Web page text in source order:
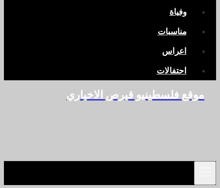
وفياة
مناسبات
اعراس
احتفالات
موقع فلسطينيو قبرص الاخباري